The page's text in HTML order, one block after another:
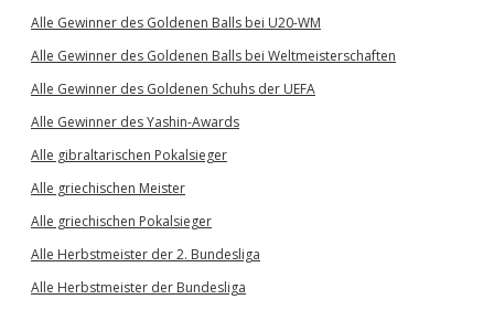
Alle Gewinner des Goldenen Balls bei U20-WM
Alle Gewinner des Goldenen Balls bei Weltmeisterschaften
Alle Gewinner des Goldenen Schuhs der UEFA
Alle Gewinner des Yashin-Awards
Alle gibraltarischen Pokalsieger
Alle griechischen Meister
Alle griechischen Pokalsieger
Alle Herbstmeister der 2. Bundesliga
Alle Herbstmeister der Bundesliga